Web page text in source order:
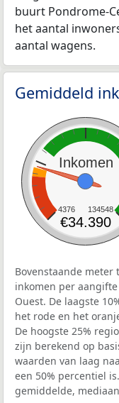
buurt Pondrome-
het aantal
aantal wagens.
Gemiddeld
Inkomen
4376 134548
€34.390
Bovenstaande
inkomen per
Ouest. De laagste
het rode en het
De hoogste 25%
zijn berekend op
waarden van laag
een 50% percentiel
gemiddelde,